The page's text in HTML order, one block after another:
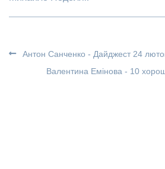
Антон Санченко - Дайджест 24
Валентина Емінова - 10